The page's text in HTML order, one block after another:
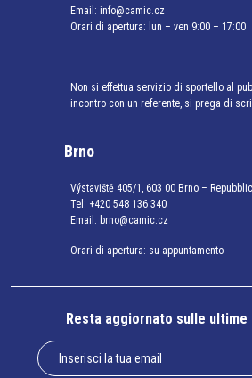
Email: info@camic.cz
Orari di apertura: lun – ven 9:00 – 17:00
Non si effettua servizio di sportello al
incontro con un referente, si prega di
Brno
Výstaviště 405/1, 603 00 Brno –
Tel: +420 548 136 340
Email: brno@camic.cz
Orari di apertura: su appuntamento
Resta aggiornato sulle ultime